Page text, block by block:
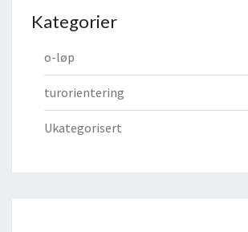
Kategorier
o-løp
turorientering
Ukategorisert